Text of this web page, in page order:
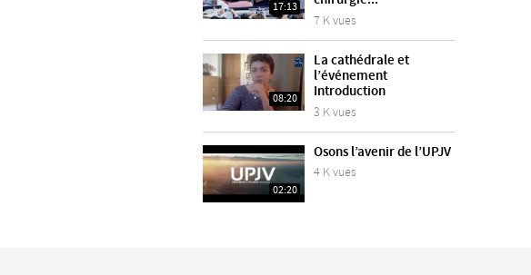
17:13
7 K vues
08:20
La cathédrale et
l’événement
Introduction
3 K vues
02:20
Osons l’avenir de l’UPJV
4 K vues